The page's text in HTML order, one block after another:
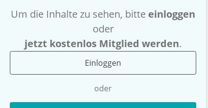
Um die Inhalte zu sehen, bitte einloggen
oder
jetzt kostenlos Mitglied werden.
Einloggen
oder